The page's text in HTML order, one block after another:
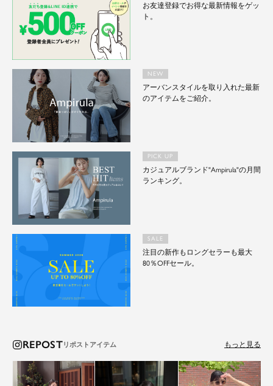
お友達登録でお得な最新情報をゲッ
ト。
NEW
アーバンスタイルを取り入れた最新
のアイテムをご紹介。
PICK UP
カジュアルブランド"Ampirula"の月間
ランキング。
SALE
注目の新作もロングセラーも最大
80％OFFセール。
REPOST もっと見る